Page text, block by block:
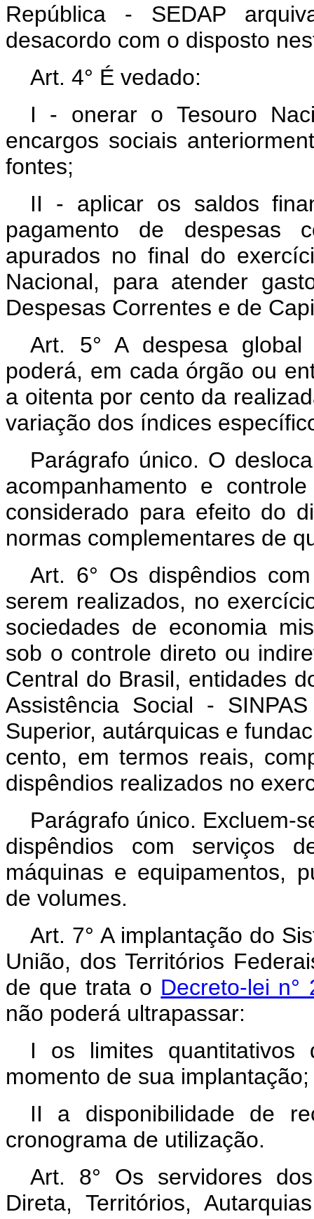
República - SEDAP
desacordo com o disposto
Art. 4° É vedado:
I - onerar o Tesouro
encargos sociais
fontes;
II - aplicar os saldos
pagamento de despesas
apurados no final do
Nacional, para atender
Despesas Correntes e de
Art.
5° A despesa
poderá, em cada órgão ou
a oitenta por cento da
variação dos índices
Parágrafo único. O
acompanhamento e
considerado para efeito do
normas complementares de
Art. 6° Os dispêndios
serem realizados, no
sociedades de economia
sob o controle direto ou
Central do Brasil, entidades
Assistência Social -
Superior, autárquicas e
cento, em termos reais,
dispêndios realizados no
Parágrafo único. Excluem-
dispêndios com serviços
máquinas e equipamentos,
de volumes.
Art. 7° A implantação do
União, dos Territórios
de que trata o Decreto-lei
não poderá ultrapassar:
I os limites quantitativos
momento de sua implantação;
II a disponibilidade de
cronograma de utilização.
Art.
8° Os servidores
Direta, Territórios,